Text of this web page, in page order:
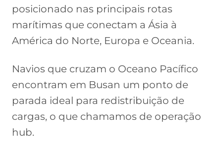
posicionado nas principais rotas
marítimas que conectam a Ásia à
América do Norte, Europa e Oceania.
Navios que cruzam o Oceano Pacífico
encontram em Busan um ponto de
parada ideal para redistribuição de
cargas, o que chamamos de operação
hub.